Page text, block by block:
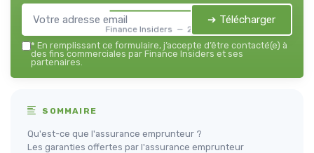
Finance Insiders — 2026
➔ Télécharger
* En remplissant ce formulaire, j’accepte d’être contacté(e) à
des fins commerciales par Finance Insiders et ses
partenaires.
SOMMAIRE
Qu'est-ce que l'assurance emprunteur ?
Les garanties offertes par l'assurance emprunteur